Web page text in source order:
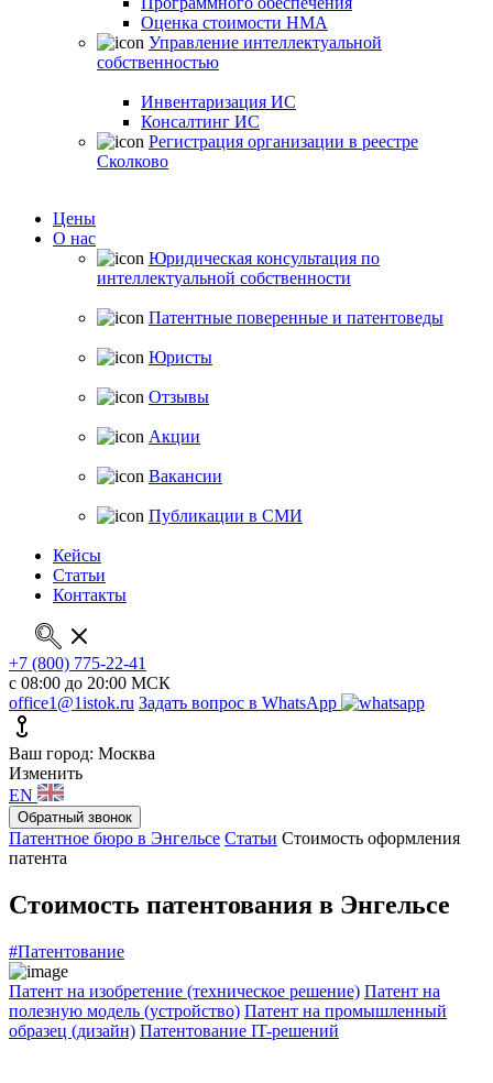
Оценка стоимости НМА
Управление интеллектуальной
собственностью
Инвентаризация ИС
Консалтинг ИС
Регистрация организации в реестре
Сколково
Цены
О нас
Юридическая консультация по
интеллектуальной собственности
Патентные поверенные и патентоведы
Юристы
Отзывы
Акции
Вакансии
Публикации в СМИ
Кейсы
Статьи
Контакты
+7 (800) 775-22-41
с 08:00 до 20:00 МСК
office1@1istok.ru Задать вопрос в WhatsApp
Ваш город: Москва
Изменить
EN
Обратный звонок
Патентное бюро в Энгельсе Статьи Стоимость оформления
патента
Стоимость патентования в Энгельсе
#Патентование
Патент на изобретение (техническое решение) Патент на
полезную модель (устройство) Патент на промышленный
образец (дизайн) Патентование IT-решений